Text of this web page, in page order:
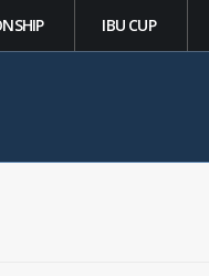
IBU CUP